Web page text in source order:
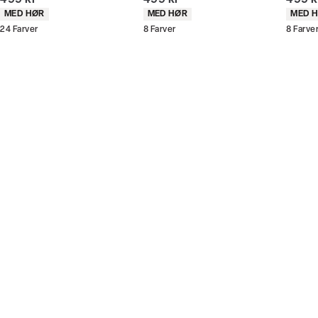
butikker og online.
Produkt egenskaber
MED HØR
24 Farver
Produkt egenskaber
MED HØR
8 Farver
MED
8